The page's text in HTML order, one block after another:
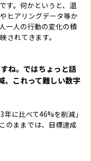
す。何かというと、温
ヒアリングデータ等か
一人の行動の変化の積
されてきます。
ね。ではちょっと話
、これって難しい数字
に比べて46%を削減」
のままでは、目標達成